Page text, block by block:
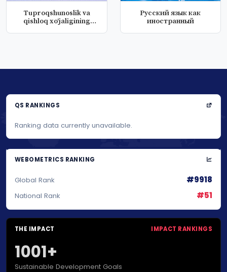
Tuproqshunoslik va
qishloq xo‘jaligining
Русский язык как
иностранный
QS RANKINGS
Ranking data currently unavailable.
WEBOMETRICS RANKING
Global Rank #9918
National Rank #51
THE IMPACT IMPACT RANKINGS
1001+
Sustainable Development Goals